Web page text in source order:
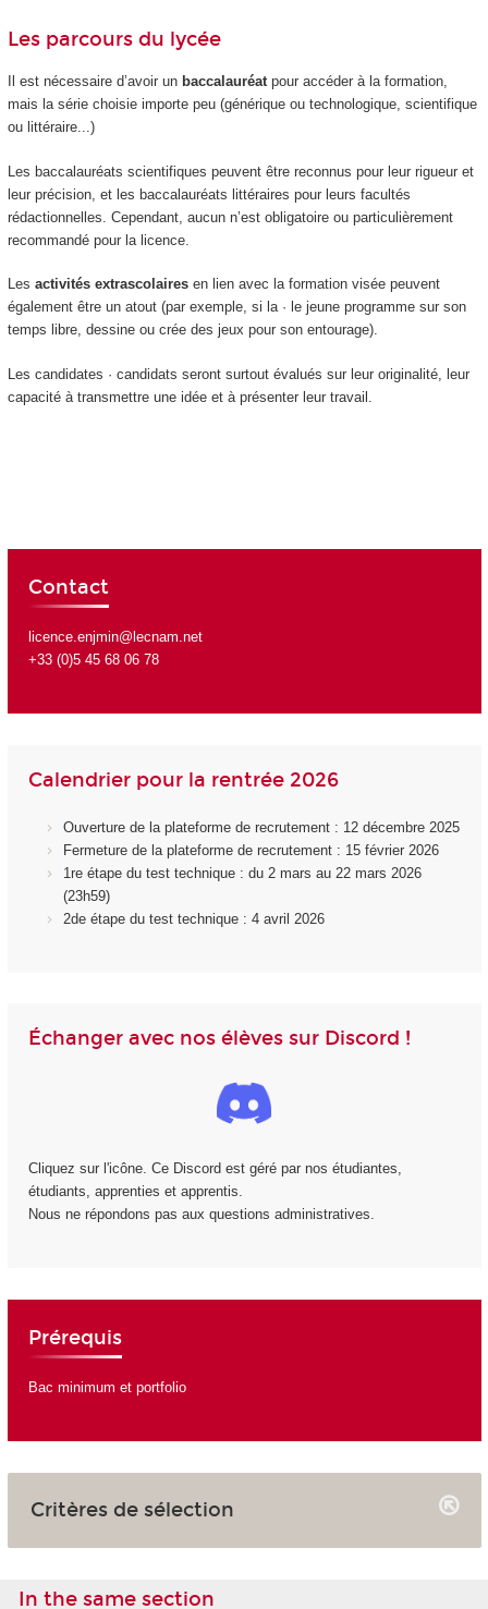
Les parcours du lycée
Il est nécessaire d’avoir un baccalauréat pour accéder à la formation,
mais la série choisie importe peu (générique ou technologique, scientifique
ou littéraire...)
Les baccalauréats scientifiques peuvent être reconnus pour leur rigueur et
leur précision, et les baccalauréats littéraires pour leurs facultés
rédactionnelles. Cependant, aucun n’est obligatoire ou particulièrement
recommandé pour la licence.
Les activités extrascolairesen lien avec la formation visée peuvent
également être un atout (par exemple, si la · le jeune programme sur son
temps libre, dessine ou crée des jeux pour son entourage).
Les candidates · candidats seront surtout évalués sur leur originalité, leur
capacité à transmettre une idée et à présenter leur travail.
Contact
licence.enjmin@lecnam.net
+33 (0)5 45 68 06 78
Calendrier pour la rentrée 2026
Ouverture de la plateforme de recrutement : 12 décembre 2025
Fermeture de la plateforme de recrutement : 15 février 2026
1re étape du test technique : du 2 mars au 22 mars 2026
(23h59)
2de étape du test technique : 4 avril 2026
Échanger avec nos élèves sur Discord !
Cliquez sur l'icône. Ce Discord est géré par nos étudiantes,
étudiants, apprenties et apprentis.
Nous ne répondons pas aux questions administratives.
Prérequis
Bac minimum et portfolio
Critères de sélection
In the same section